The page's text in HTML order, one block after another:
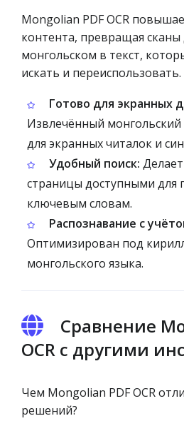
Mongolian PDF OCR
контента, превращая
монгольском в текст,
искать и переиспользовать.
Готово для экранных
Извлечённый монгольский
для экранных читалок и
Удобный поиск:
страницы доступными для
ключевым словам.
Распознавание с
Оптимизирован под
монгольского языка.
Сравнение
OCR с другими
Чем Mongolian PDF OCR
решений?